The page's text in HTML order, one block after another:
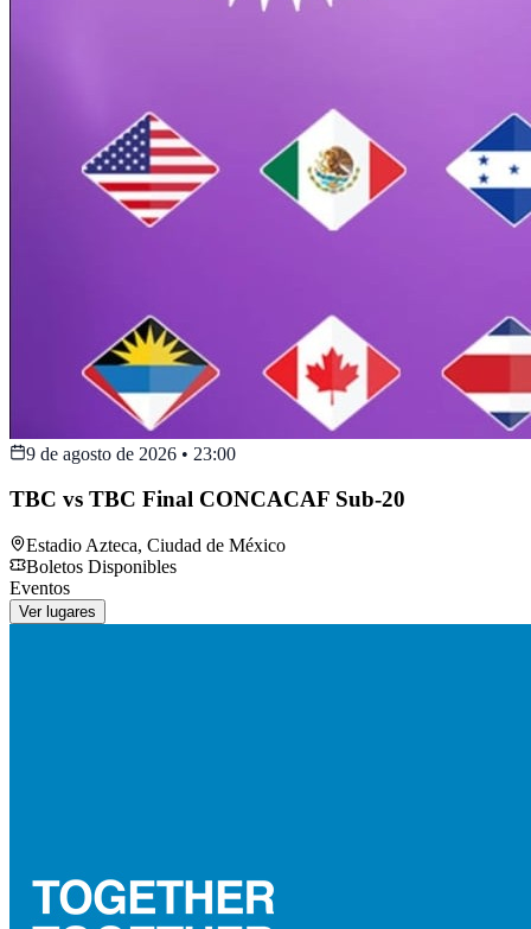
9 de agosto de 2026 • 23:00
TBC vs TBC Final CONCACAF Sub-20
Estadio Azteca, Ciudad de México
Boletos Disponibles
Eventos
Ver lugares